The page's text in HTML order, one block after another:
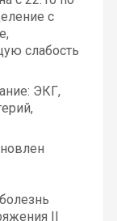
с
слабость
ЭКГ,
II